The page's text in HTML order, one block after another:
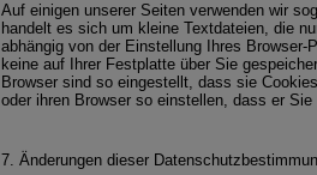
Auf einigen unserer Seiten verwenden wir
handelt es sich um kleine Textdateien, die
abhängig von der Einstellung Ihres
keine auf Ihrer Festplatte über Sie
Browser sind so eingestellt, dass sie
oder ihren Browser so einstellen, dass er
7. Änderungen dieser